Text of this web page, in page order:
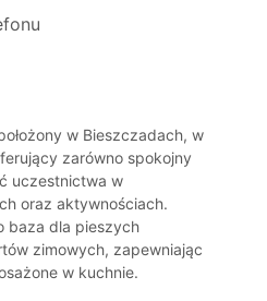
w Bieszczadach, w
zarówno spokojny
uczestnictwa w
oraz aktywnościach.
baza dla pieszych
zimowych, zapewniając
w kuchnie.